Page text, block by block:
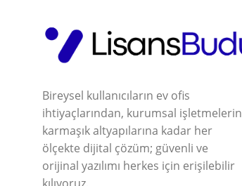
Bireysel kullanıcıların ev ofis
ihtiyaçlarından, kurumsal işletmelerin
karmaşık altyapılarına kadar her
ölçekte dijital çözüm; güvenli ve
orijinal yazılımı herkes için erişilebilir